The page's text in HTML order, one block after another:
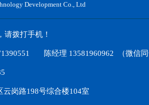
Development Co., Ltd
请拨打手机！
陈经理 13581960962 （微信同
岗路198号综合楼104室